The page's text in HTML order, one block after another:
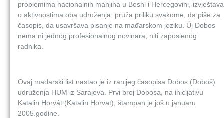
problemima nacionalnih manjina u Bosni i Hercegovini, izvještava
o aktivnostima oba udruženja, pruža priliku svakome, da piše za
časopis, da usavršava pisanje na mađarskom jeziku. Új Dobos
nema ni jednog profesionalnog novinara, niti zaposlenog
radnika.
Ovaj mađarski list nastao je iz ranijeg časopisa Dobos (Doboš)
udruženja HUM iz Sarajeva. Prvi broj Dobosa, na inicijativu
Katalin Horvát (Katalin Horvat), štampan je još u januaru
2005.godine.